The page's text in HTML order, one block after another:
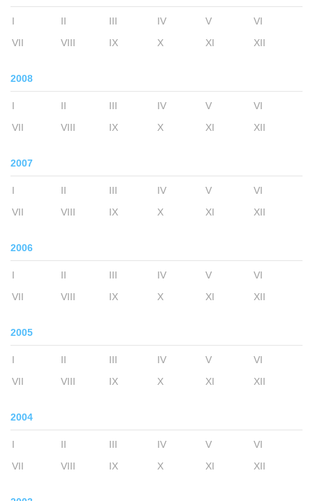
I II III IV V
VI
VII
VIII IX X XI XII
2008
I II III IV V
VI
VII
VIII IX X XI XII
2007
I II III IV V
VI
VII
VIII IX X XI XII
2006
I II III IV V
VI
VII
VIII IX X XI XII
2005
I II III IV V
VI
VII
VIII IX X XI XII
2004
I II III IV V
VI
VII
VIII IX X XI XII